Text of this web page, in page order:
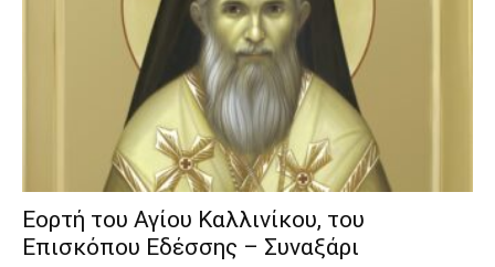
Εορτή του Αγίου Καλλινίκου, του
Επισκόπου Εδέσσης – Συναξάρι